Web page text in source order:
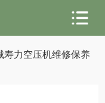
寿力空压机维修保养